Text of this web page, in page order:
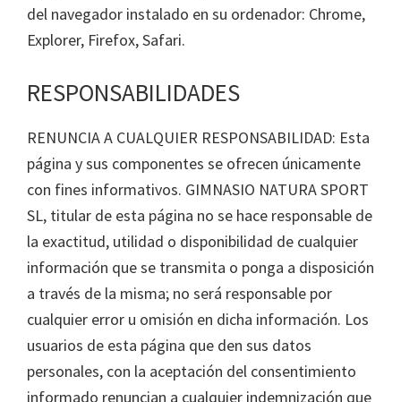
del navegador instalado en su ordenador: Chrome,
Explorer, Firefox, Safari.
RESPONSABILIDADES
RENUNCIA A CUALQUIER RESPONSABILIDAD: Esta
página y sus componentes se ofrecen únicamente
con fines informativos. GIMNASIO NATURA SPORT
SL, titular de esta página no se hace responsable de
la exactitud, utilidad o disponibilidad de cualquier
información que se transmita o ponga a disposición
a través de la misma; no será responsable por
cualquier error u omisión en dicha información. Los
usuarios de esta página que den sus datos
personales, con la aceptación del consentimiento
informado renuncian a cualquier indemnización que